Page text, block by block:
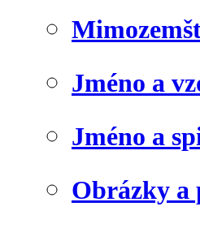
Jméno a
Jméno a
Obrázky a